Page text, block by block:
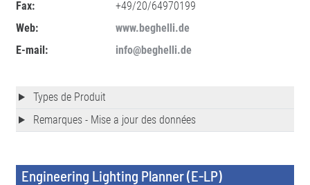
Fax:
+49/20/64970199
Web:
www.beghelli.de
E-mail:
info@beghelli.de
Types de Produit
Remarques - Mise a jour des données
Engineering Lighting Planner (E-LP)